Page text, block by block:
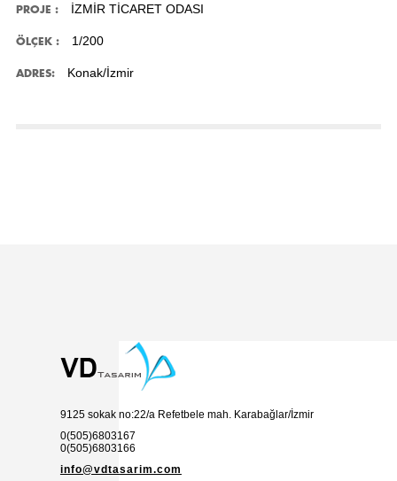
PROJE : İZMİR TİCARET ODASI
ÖLÇEK : 1/200
ADRES: Konak/İzmir
9125 sokak no:22/a Refetbele mah. Karabağlar/İzmir
0(505)6803167
0(505)6803166
info@vdtasarim.com